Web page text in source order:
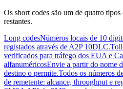
Os short codes são um de quatro
restantes.
Long codesNúmeros locais de 10
registados através de A2P 10DLC.
verificados para tráfego dos EUA e
alfanuméricosEnvie a partir do nome
destino o permite.Todos os números
de remetente: alcance, throughput e